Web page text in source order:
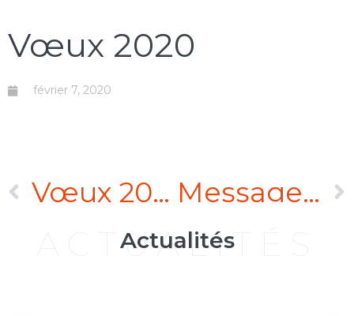
Vœux 2020
février 7, 2020
Vœux 2020 Message Covid-19
ACTUALITÉS
Actualités